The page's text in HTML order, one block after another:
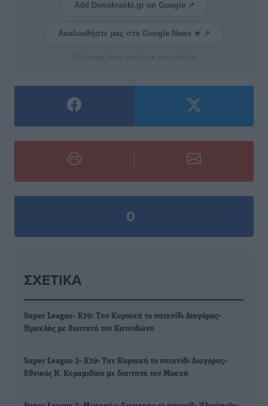
Add Dimokratiki.gr on Google ↗
Ακολουθήστε μας στο Google News ★ ↗
0
ΣΧΕΤΙΚΆ
Super League- Κ19: Την Κυριακή το παιχνίδι Διαγόρας-
Ηρακλής με διαιτητή τον Κατσιδώνη
Super League 2- Κ19: Την Κυριακή το παιχνίδι Διαγόρας-
Εθνικός Ν. Κεραμιδίου με διαιτητή τον Μοσχή